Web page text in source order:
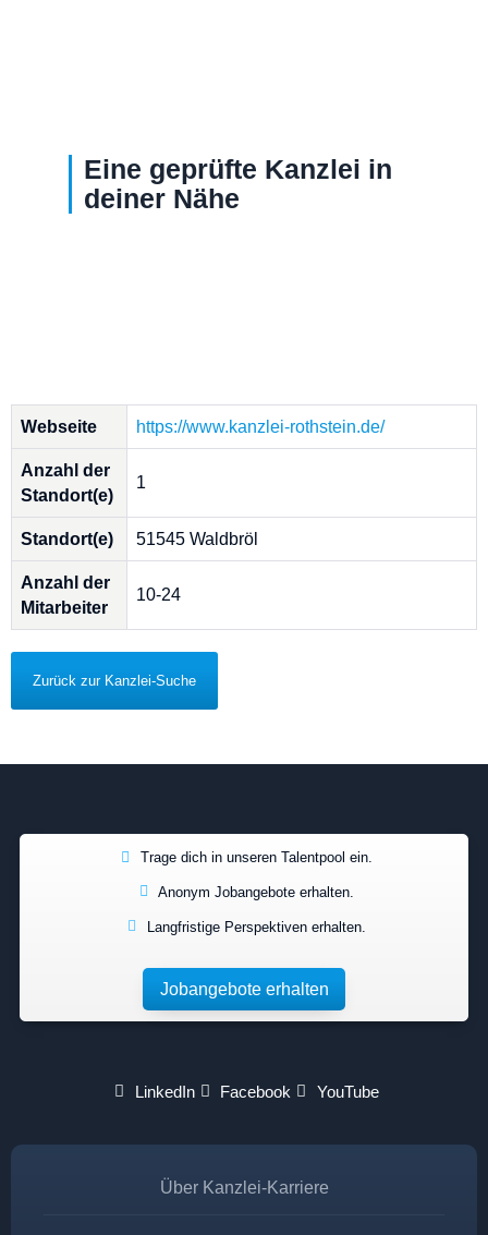
Eine geprüfte Kanzlei in
deiner Nähe
Webseite https://www.kanzlei-rothstein.de/
Anzahl der
Standort(e)
1
Standort(e) 51545 Waldbröl
Anzahl der
Mitarbeiter
10-24
Zurück zur Kanzlei-Suche
Trage dich in unseren Talentpool ein.
Anonym Jobangebote erhalten.
Langfristige Perspektiven erhalten.
Jobangebote erhalten
LinkedIn Facebook YouTube
Über Kanzlei-Karriere